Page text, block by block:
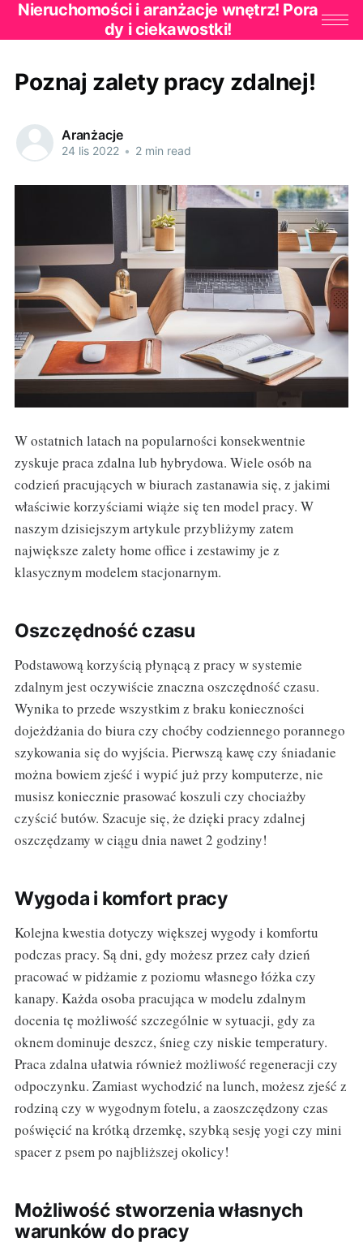
Nieruchomości i aranżacje wnętrz! Pora
dy i ciekawostki!
Poznaj zalety pracy zdalnej!
Aranżacje
24 lis 2022 • 2 min read
W ostatnich latach na popularności konsekwentnie
zyskuje praca zdalna lub hybrydowa. Wiele osób na
codzień pracujących w biurach zastanawia się, z jakimi
właściwie korzyściami wiąże się ten model pracy. W
naszym dzisiejszym artykule przybliżymy zatem
największe zalety home office i zestawimy je z
klasycznym modelem stacjonarnym.
Oszczędność czasu
Podstawową korzyścią płynącą z pracy w systemie
zdalnym jest oczywiście znaczna oszczędność czasu.
Wynika to przede wszystkim z braku konieczności
dojeżdżania do biura czy choćby codziennego porannego
szykowania się do wyjścia. Pierwszą kawę czy śniadanie
można bowiem zjeść i wypić już przy komputerze, nie
musisz koniecznie prasować koszuli czy chociażby
czyścić butów. Szacuje się, że dzięki pracy zdalnej
oszczędzamy w ciągu dnia nawet 2 godziny!
Wygoda i komfort pracy
Kolejna kwestia dotyczy większej wygody i komfortu
podczas pracy. Są dni, gdy możesz przez cały dzień
pracować w pidżamie z poziomu własnego łóżka czy
kanapy. Każda osoba pracująca w modelu zdalnym
docenia tę możliwość szczególnie w sytuacji, gdy za
oknem dominuje deszcz, śnieg czy niskie temperatury.
Praca zdalna ułatwia również możliwość regeneracji czy
odpoczynku. Zamiast wychodzić na lunch, możesz zjeść z
rodziną czy w wygodnym fotelu, a zaoszczędzony czas
poświęcić na krótką drzemkę, szybką sesję yogi czy mini
spacer z psem po najbliższej okolicy!
Możliwość stworzenia własnych
warunków do pracy